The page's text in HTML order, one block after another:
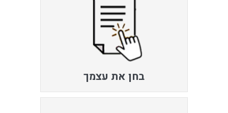
בחן את עצמך